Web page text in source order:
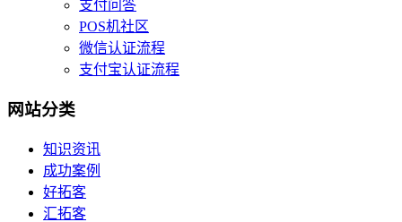
支付问答
POS机社区
微信认证流程
支付宝认证流程
网站分类
知识资讯
成功案例
好拓客
汇拓客